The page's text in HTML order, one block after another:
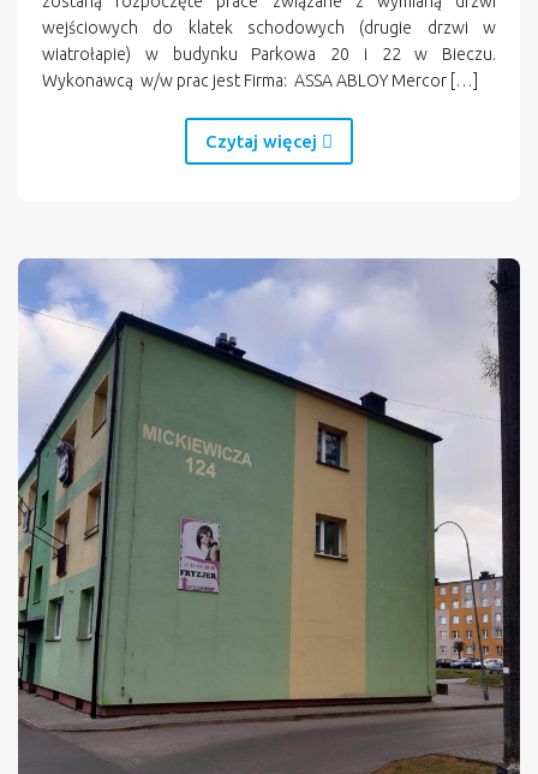
wejściowych do klatek schodowych (drugie drzwi w
wiatrołapie) w budynku Parkowa 20 i 22 w Bieczu.
Wykonawcą w/w prac jest Firma: ASSA ABLOY Mercor […]
Czytaj więcej